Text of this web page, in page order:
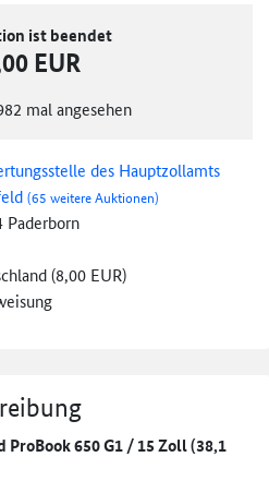
ist beendet
EUR
mal angesehen
des Hauptzollamts
(65 weitere Auktionen)
Paderborn
(8,00 EUR)
650 G1 / 15 Zoll (38,1